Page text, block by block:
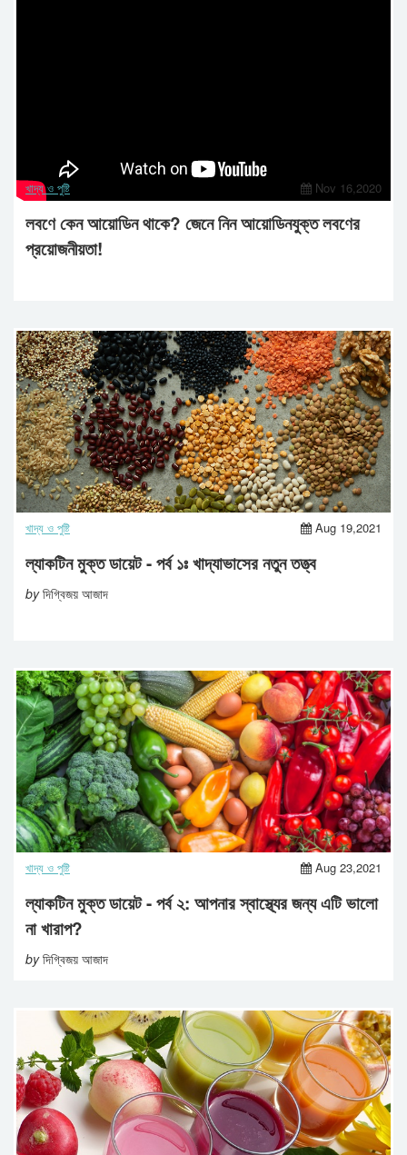
খাদ্য ও পুষ্টি Nov 16,2020
লবণে কেন আয়োডিন থাকে? জেনে নিন আয়োডিনযুক্ত লবণের
প্রয়োজনীয়তা!
খাদ্য ও পুষ্টি Aug 19,2021
ল্যাকটিন মুক্ত ডায়েট - পর্ব ১ঃ খাদ্যাভাসের নতুন তত্ত্ব
byদিগ্বিজয় আজাদ
খাদ্য ও পুষ্টি Aug 23,2021
ল্যাকটিন মুক্ত ডায়েট - পর্ব ২: আপনার স্বাস্থ্যের জন্য এটি ভালো
না খারাপ?
byদিগ্বিজয় আজাদ